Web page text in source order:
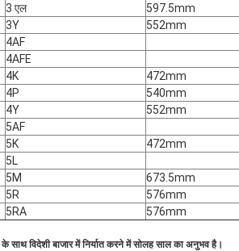
3 एल
597.5mm
3Y
552mm
4AF
4AFE
4K
472mm
4P
540mm
4Y
552mm
5AF
5K
472mm
5L
5M
673.5mm
5R
576mm
5RA 576mm
के साथ विदेशी बाजार में निर्यात करने में सोलह साल का अनुभव है।